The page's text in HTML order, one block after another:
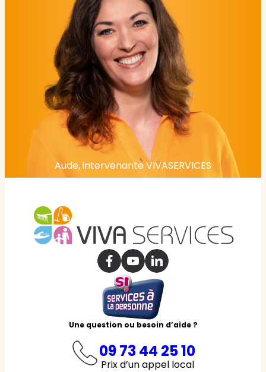
Aude, intervenante VIVASERVICES
Une question ou besoin d’aide ?
09 73 44 25 10
Prix d’un appel local